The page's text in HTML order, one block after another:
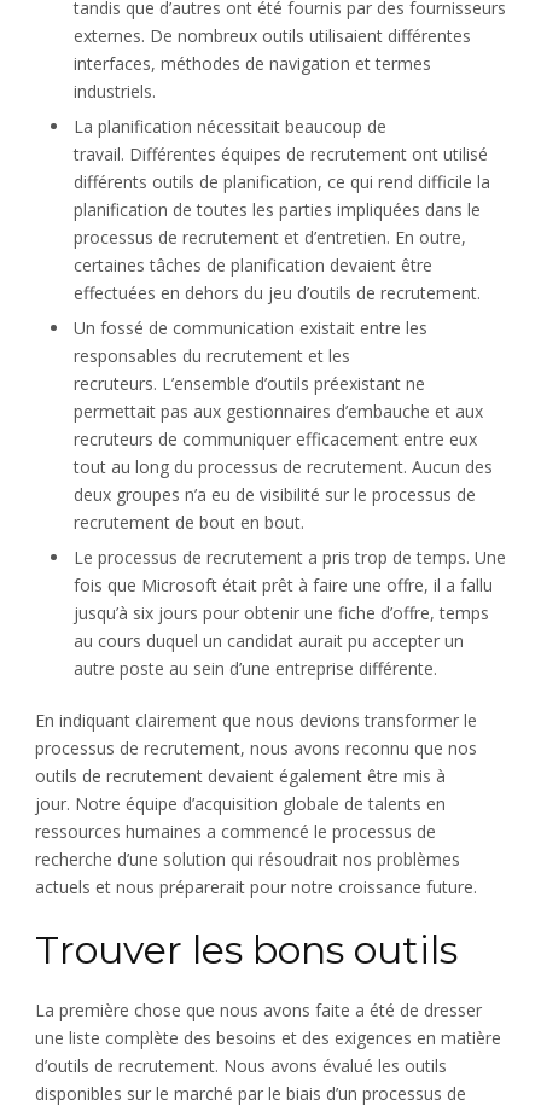
tandis que d’autres ont été fournis par des fournisseurs
externes. De nombreux outils utilisaient différentes
interfaces, méthodes de navigation et termes
industriels.
La planification nécessitait beaucoup de
travail. Différentes équipes de recrutement ont utilisé
différents outils de planification, ce qui rend difficile la
planification de toutes les parties impliquées dans le
processus de recrutement et d’entretien. En outre,
certaines tâches de planification devaient être
effectuées en dehors du jeu d’outils de recrutement.
Un fossé de communication existait entre les
responsables du recrutement et les
recruteurs. L’ensemble d’outils préexistant ne
permettait pas aux gestionnaires d’embauche et aux
recruteurs de communiquer efficacement entre eux
tout au long du processus de recrutement. Aucun des
deux groupes n’a eu de visibilité sur le processus de
recrutement de bout en bout.
Le processus de recrutement a pris trop de temps. Une
fois que Microsoft était prêt à faire une offre, il a fallu
jusqu’à six jours pour obtenir une fiche d’offre, temps
au cours duquel un candidat aurait pu accepter un
autre poste au sein d’une entreprise différente.
En indiquant clairement que nous devions transformer le
processus de recrutement, nous avons reconnu que nos
outils de recrutement devaient également être mis à
jour. Notre équipe d’acquisition globale de talents en
ressources humaines a commencé le processus de
recherche d’une solution qui résoudrait nos problèmes
actuels et nous préparerait pour notre croissance future.
Trouver les bons outils
La première chose que nous avons faite a été de dresser
une liste complète des besoins et des exigences en matière
d’outils de recrutement. Nous avons évalué les outils
disponibles sur le marché par le biais d’un processus de